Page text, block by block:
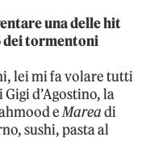
una delle hit
dei tormentoni
lei mi fa volare tutti
Gigi d’Agostino, la
eMareadi
sushi, pasta al